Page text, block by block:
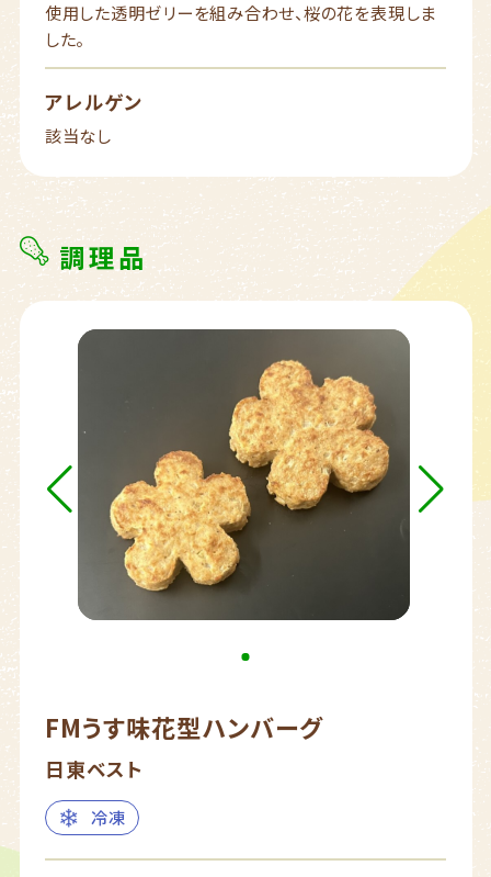
使用した透明ゼリーを組み合わせ、桜の花を表現しま
した。
アレルゲン
該当なし
調理品
FMうす味花型ハンバーグ
日東ベスト
冷凍